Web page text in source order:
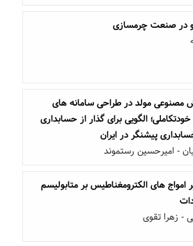
در صنعت چرمسازی
مصنوعی مولد در طراحی سامانه های
الگویی برای گذار از حسابداری
پیشنگر در ایران
- امیرحسین رستموند
امواج های الکترومغناطیس بر متابولیسم
- زهرا تقوی